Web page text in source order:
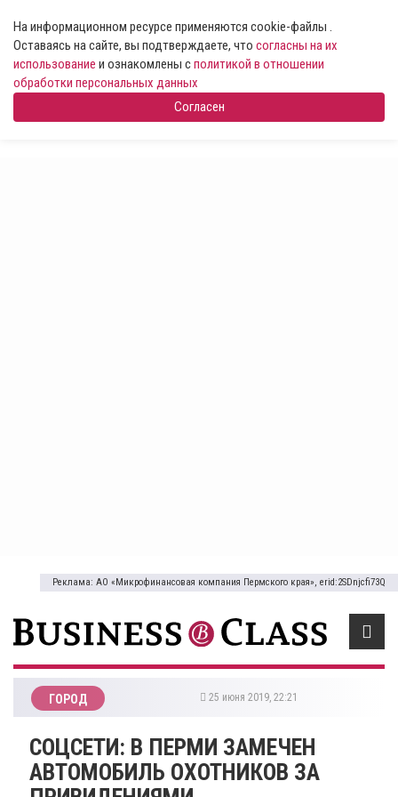
На информационном ресурсе применяются cookie-файлы .
Оставаясь на сайте, вы подтверждаете, что согласны на их
использование и ознакомлены сполитикой в отношении
обработки персональных данных
Согласен
Реклама: АО «Микрофинансовая компания Пермского края», erid:2SDnjcfi73Q
ГОРОД 25 июня 2019, 22:21
СОЦСЕТИ: В ПЕРМИ ЗАМЕЧЕН
АВТОМОБИЛЬ ОХОТНИКОВ ЗА